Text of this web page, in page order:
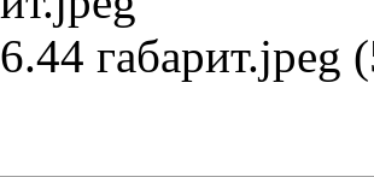
габарит.jpeg